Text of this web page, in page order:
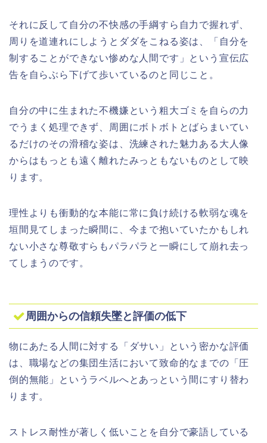
それに反して自分の不快感の手綱すら自力で握れず、
周りを道連れにしようとダダをこねる姿は、「自分を
制することができない惨めな人間です」という宣伝広
告を自らぶら下げて歩いているのと同じこと。
自分の中に生まれた不機嫌という粗大ゴミを自らの力
でうまく処理できず、周囲にボトボトとばらまいてい
るだけのその滑稽な姿は、洗練された魅力ある大人像
からはもっとも遠く離れたみっともないものとして映
ります。
理性よりも衝動的な本能に常に負け続ける軟弱な魂を
垣間見てしまった瞬間に、今まで抱いていたかもしれ
ない小さな尊敬すらもパラパラと一瞬にして崩れ去っ
てしまうのです。
周囲からの信頼失墜と評価の低下
物にあたる人間に対する「ダサい」という密かな評価
は、職場などの集団生活において致命的なまでの「圧
倒的無能」というラベルへとあっという間にすり替わ
ります。
ストレス耐性が著しく低いことを自分で豪語している